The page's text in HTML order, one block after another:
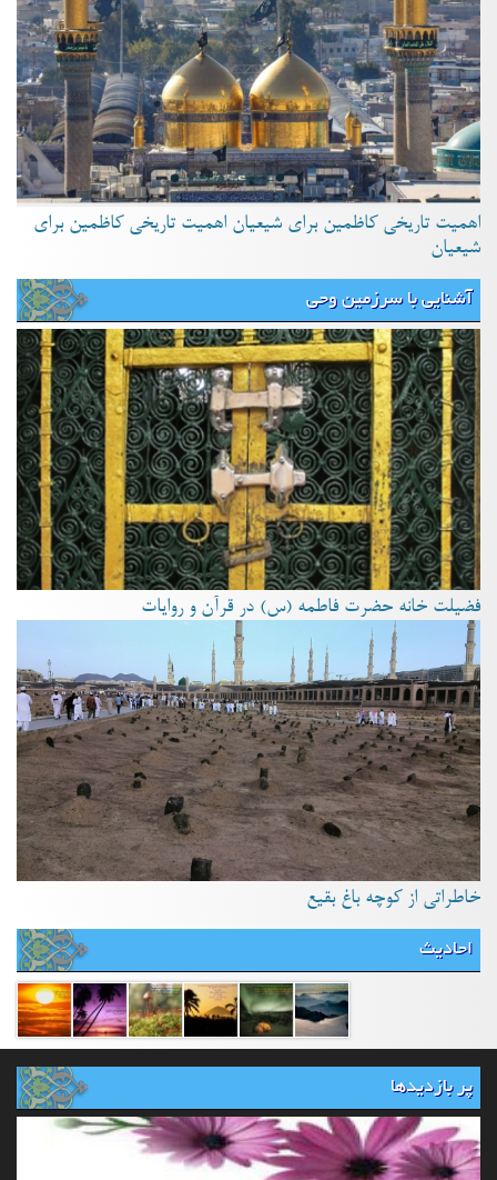
اهمیت تاریخی کاظمین برای شیعیان اهمیت تاریخی کاظمین برای
شیعیان
آشنایی با سرزمین وحی
فضیلت خانه حضرت فاطمه (س) در قرآن و روایات
خاطراتی از کوچه باغ بقیع
احادیث
پر بازدیدها